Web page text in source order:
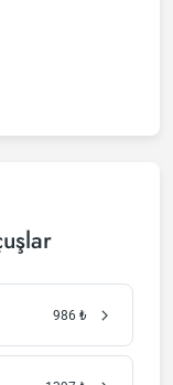
986 ₺